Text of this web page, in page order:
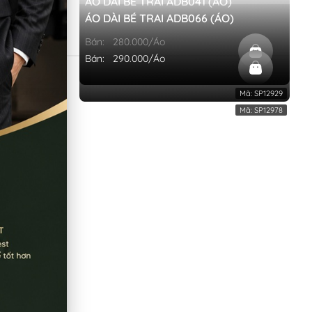
Bán: 280.000/Áo
Mã: SP12929
SP12925
ÁO DÀI BÉ TRAI ADB066 (ÁO)
Bán: 290.000/Áo
Mã: SP12978